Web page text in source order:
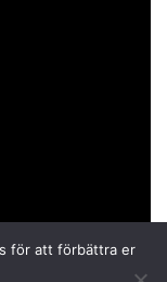
för att förbättra er